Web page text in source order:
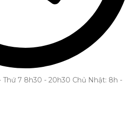
Thứ 7 8h30 - 20h30 Chủ Nhật: 8h -